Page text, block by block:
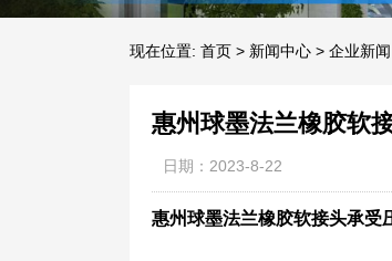
现在位置: 首页 > 新闻中心 > 企业新闻
惠州球墨法兰橡胶软
日期：2023-8-22
惠州球墨法兰橡胶软接头承受